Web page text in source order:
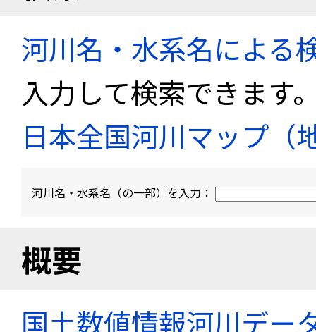
河川名・水系名による
入力して検索できます
日本全国河川マップ（
河川名・水系名（の一部）を入力：
概要
国土数値情報河川デー